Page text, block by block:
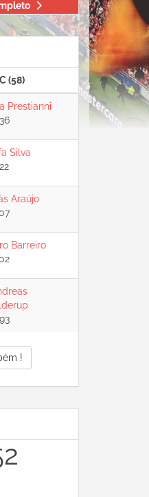
(58)
Prestianni
Silva
Araújo
Barreiro
!